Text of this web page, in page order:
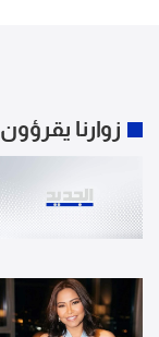
زوارنا